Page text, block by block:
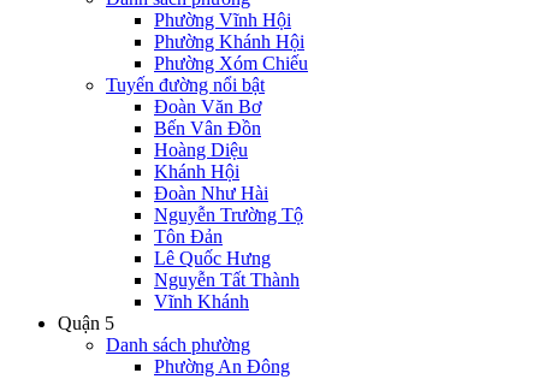
Phường Vĩnh Hội
Phường Khánh Hội
Phường Xóm Chiếu
Tuyến đường nổi bật
Đoàn Văn Bơ
Bến Vân Đồn
Hoàng Diệu
Khánh Hội
Đoàn Như Hài
Nguyễn Trường Tộ
Tôn Đản
Lê Quốc Hưng
Nguyễn Tất Thành
Vĩnh Khánh
Quận 5
Danh sách phường
Phường An Đông